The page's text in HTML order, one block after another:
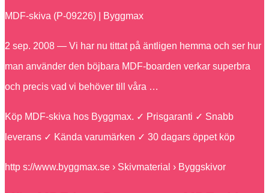
MDF-skiva (P-09226) | Byggmax
2 sep. 2008 — Vi har nu tittat på äntligen hemma och ser hur
man använder den böjbara MDF-boarden verkar superbra
och precis vad vi behöver till våra …
Köp MDF-skiva hos Byggmax. ✓ Prisgaranti ✓ Snabb
leverans ✓ Kända varumärken ✓ 30 dagars öppet köp
http s://www.byggmax.se › Skivmaterial › Byggskivor